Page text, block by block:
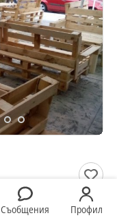
Съобщения Профил